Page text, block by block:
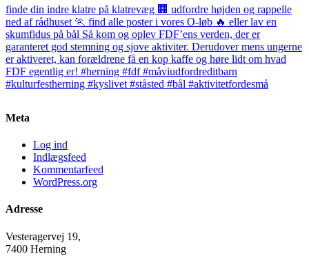
Meta
Log ind
Indlægsfeed
Kommentarfeed
WordPress.org
Adresse
Vesteragervej 19,
7400 Herning